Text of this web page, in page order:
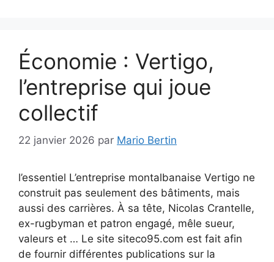
Économie : Vertigo,
l’entreprise qui joue
collectif
22 janvier 2026 par Mario Bertin
l’essentiel L’entreprise montalbanaise Vertigo ne
construit pas seulement des bâtiments, mais
aussi des carrières. À sa tête, Nicolas Crantelle,
ex-rugbyman et patron engagé, mêle sueur,
valeurs et … Le site siteco95.com est fait afin
de fournir différentes publications sur la